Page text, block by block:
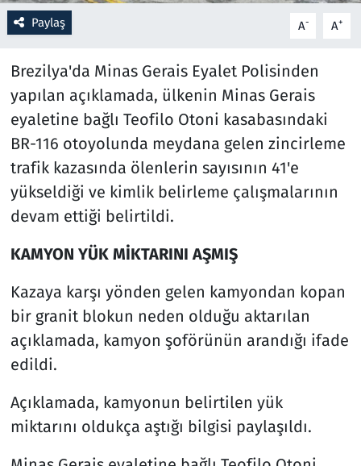
Paylaş A- A+
Brezilya'da Minas Gerais Eyalet Polisinden
yapılan açıklamada, ülkenin Minas Gerais
eyaletine bağlı Teofilo Otoni kasabasındaki
BR-116 otoyolunda meydana gelen zincirleme
trafik kazasında ölenlerin sayısının 41'e
yükseldiği ve kimlik belirleme çalışmalarının
devam ettiği belirtildi.
KAMYON YÜK MİKTARINI AŞMIŞ
Kazaya karşı yönden gelen kamyondan kopan
bir granit blokun neden olduğu aktarılan
açıklamada, kamyon şoförünün arandığı ifade
edildi.
Açıklamada, kamyonun belirtilen yük
miktarını oldukça aştığı bilgisi paylaşıldı.
Savunma Sanayi
Seçim 2023
Spor
Teknoloji ve Bilim
Televizyon